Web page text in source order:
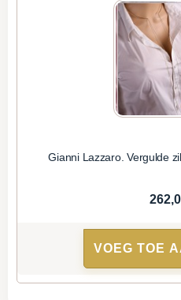
Gianni Lazzaro. Vergulde
VOEG TOE